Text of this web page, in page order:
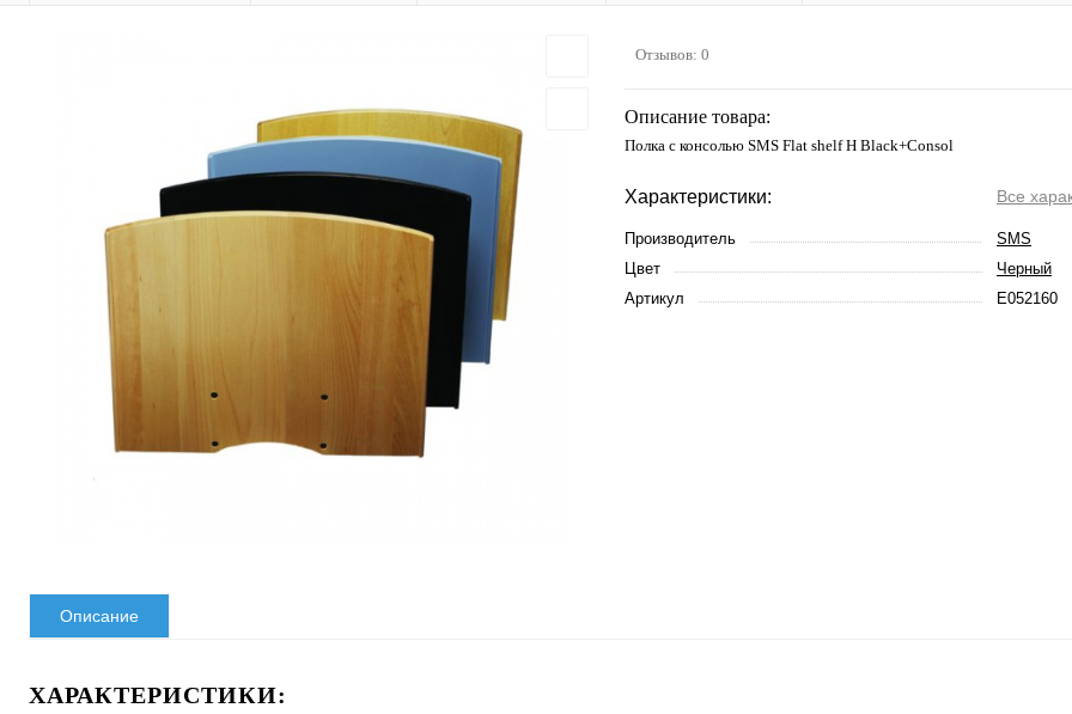
Отзывов: 0
Описание товара:
Полка с консолью SMS Flat shelf H Black+Consol
Характеристики: Все
Производитель
SMS
Цвет
Черный
Артикул
E052160
Описание
ХАРАКТЕРИСТИКИ: